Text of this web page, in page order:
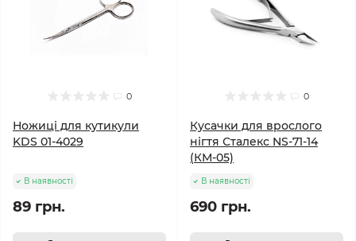
0
Ножиці для кутикули
KDS 01-4029
В наявності
89 грн.
0
Кусачки для врослого
нігтя Сталекс NS-71-14
(КМ-05)
В наявності
690 грн.